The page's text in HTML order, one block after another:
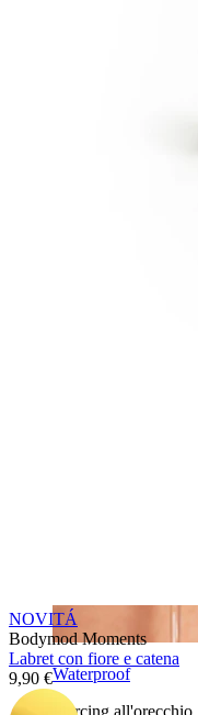
Waterproof
Piercing all'orecchio
NOVITÁ
Bodymod Moments
Labret con fiore e catena
9,90 €